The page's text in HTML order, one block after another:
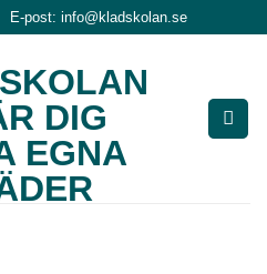
E-post: info@kladskolan.se